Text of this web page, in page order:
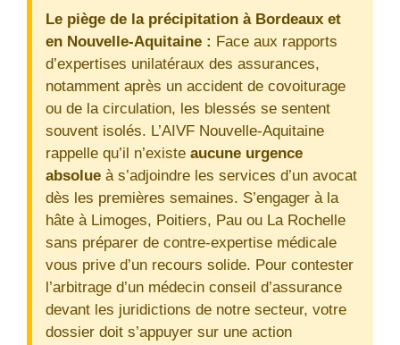
Le piège de la précipitation à Bordeaux et
en Nouvelle-Aquitaine : Face aux rapports
d’expertises unilatéraux des assurances,
notamment après un accident de covoiturage
ou de la circulation, les blessés se sentent
souvent isolés. L’AIVF Nouvelle-Aquitaine
rappelle qu’il n’existe aucune urgence
absolue à s’adjoindre les services d’un avocat
dès les premières semaines. S’engager à la
hâte à Limoges, Poitiers, Pau ou La Rochelle
sans préparer de contre-expertise médicale
vous prive d’un recours solide. Pour contester
l’arbitrage d’un médecin conseil d’assurance
devant les juridictions de notre secteur, votre
dossier doit s’appuyer sur une action